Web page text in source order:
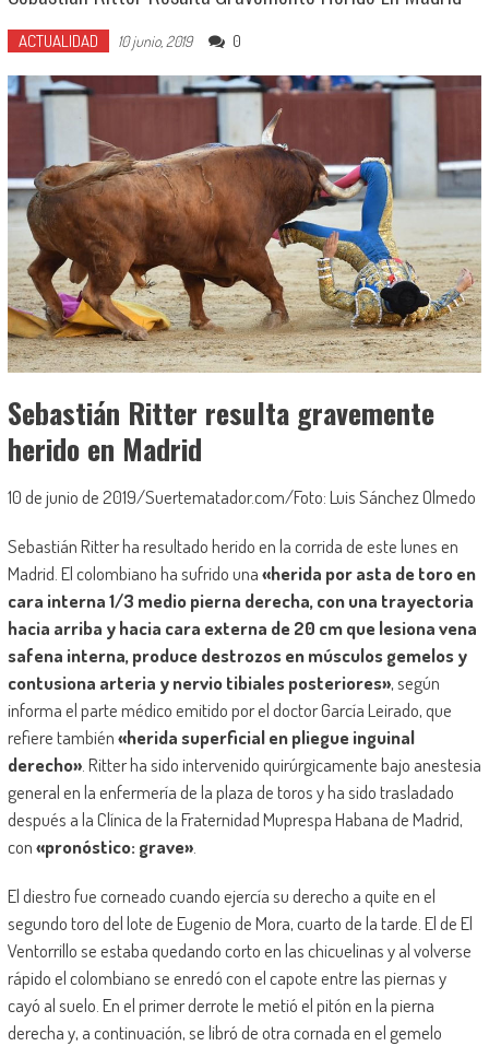
ACTUALIDAD 10 junio, 2019 0
Sebastián Ritter resulta gravemente
herido en Madrid
10 de junio de 2019/Suertematador.com/Foto: Luis Sánchez Olmedo
Sebastián Ritter ha resultado herido en la corrida de este lunes en
Madrid. El colombiano ha sufrido una«herida por asta de toro en
cara interna 1/3 medio pierna derecha, con una trayectoria
hacia arriba y hacia cara externa de 20 cm que lesiona vena
safena interna, produce destrozos en músculos gemelos y
contusiona arteria y nervio tibiales posteriores», según
informa el parte médico emitido por el doctor García Leirado, que
refiere también«herida superficial en pliegue inguinal
derecho». Ritter ha sido intervenido quirúrgicamente bajo anestesia
general en la enfermería de la plaza de toros y ha sido trasladado
después a la Clínica de la Fraternidad Muprespa Habana de Madrid,
con«pronóstico: grave».
El diestro fue corneado cuando ejercía su derecho a quite en el
segundo toro del lote de Eugenio de Mora, cuarto de la tarde. El de El
Ventorrillo se estaba quedando corto en las chicuelinas y al volverse
rápido el colombiano se enredó con el capote entre las piernas y
cayó al suelo. En el primer derrote le metió el pitón en la pierna
derecha y, a continuación, se libró de otra cornada en el gemelo